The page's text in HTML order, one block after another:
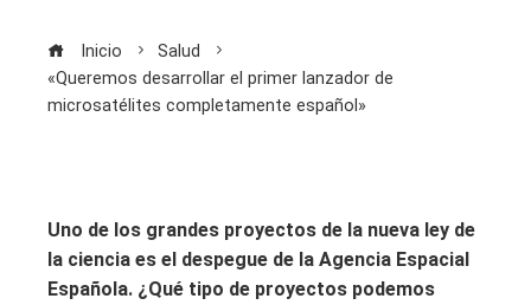
Inicio
Salud
«Queremos desarrollar el primer lanzador de
microsatélites completamente español»
Uno de los grandes proyectos de la nueva ley de
la ciencia es el despegue de la Agencia Espacial
Española. ¿Qué tipo de proyectos podemos